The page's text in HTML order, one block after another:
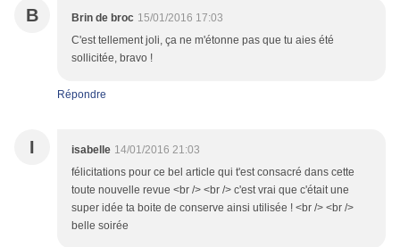
B Brin de broc 15/01/2016 17:03
C'est tellement joli, ça ne m'étonne pas que tu aies été
sollicitée, bravo !
Répondre
I isabelle 14/01/2016 21:03
félicitations pour ce bel article qui t'est consacré dans cette
toute nouvelle revue <br /> <br /> c'est vrai que c'était une
super idée ta boite de conserve ainsi utilisée ! <br /> <br />
belle soirée